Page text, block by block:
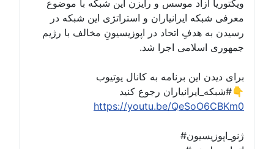
ویکتوریا آزاد موسس و رایزن این شبکه با موضوع
معرفی شبکه ایرانیاران و استراتژی این شبکه در
رسیدن به هدفِ اتحاد در اپوزیسیونِ مخالف با رژیم
جمهوری اسلامی اجرا شد.
برای دیدن این برنامه به کانال یوتیوب
#شبکه_ایرانیاران رجوع کنید👇
https://youtu.be/QeSoO6CBKm0
#ژنو_اپوزیسیون